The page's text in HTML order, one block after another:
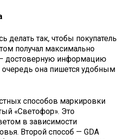
делать так, чтобы покупатель
получал максимально
достоверную информацию
очередь она пишется удобным
способов маркировки
«Светофор». Это
в зависимости
Второй способ — GDA